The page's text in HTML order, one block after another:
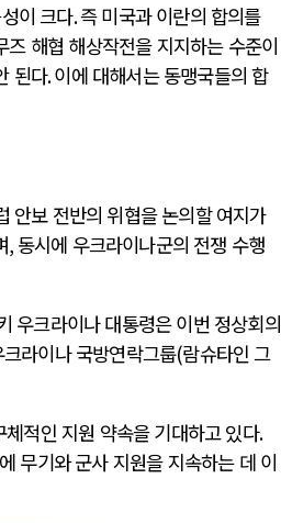
이 크다.즉 미국과 이란의 합의를
해협 해상작전을 지지하는 수준이
된다.이에 대해서는 동맹국들의 합
안보 전반의 위협을 논의할 여지가
, 동시에 우크라이나군의 전쟁 수행
우크라이나 대통령은 이번 정상회의
라이나 국방연락그룹(람슈타인 그
적인 지원 약속을 기대하고 있다.
무기와 군사 지원을 지속하는 데 이